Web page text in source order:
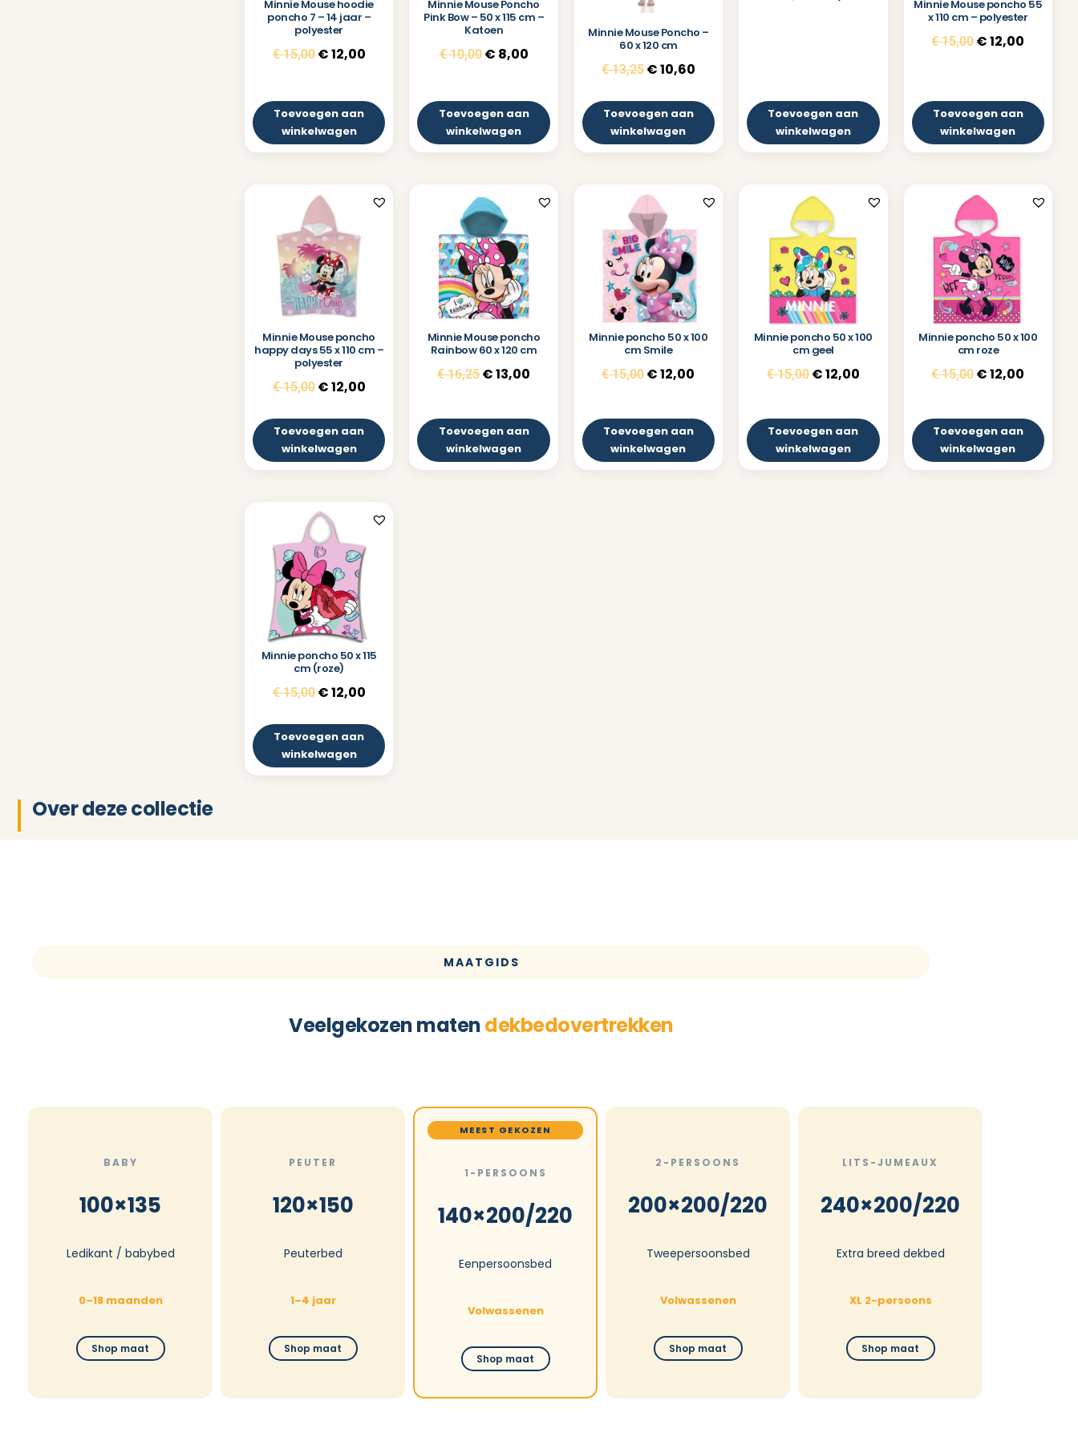
Minnie Mouse hoodie
poncho 7 – 14 jaar –
polyester
€15,00 €12,00
Toevoegen aan
winkelwagen
Minnie Mouse Poncho
Pink Bow – 50 x 115 cm –
Katoen
€10,00 € 8,00
Toevoegen aan
winkelwagen
Minnie Mouse Poncho –
60 x 120 cm
€13,25 €10,60
Toevoegen aan
winkelwagen
Toevoegen aan
winkelwagen
Minnie Mouse poncho 55
x 110 cm – polyester
€15,00€12,00
Toevoegen aan
winkelwagen
Minnie Mouse poncho
happy days 55 x 110 cm –
polyester
€15,00 €12,00
Toevoegen aan
winkelwagen
Minnie Mouse poncho
Rainbow 60 x 120 cm
€16,25 €13,00
Toevoegen aan
winkelwagen
Minnie poncho 50 x 100
cm Smile
€15,00€12,00
Toevoegen aan
winkelwagen
Minnie poncho 50 x 100
cm geel
€15,00 €12,00
Toevoegen aan
winkelwagen
Minnie poncho 50 x 100
cm roze
€15,00€12,00
Toevoegen aan
winkelwagen
Minnie poncho 50 x 115
cm (roze)
€15,00 €12,00
Toevoegen aan
winkelwagen
Over deze collectie
MAATGIDS
Veelgekozen matendekbedovertrekken
BABY
100×135
Ledikant / babybed
0–18 maanden
Shop maat
PEUTER
120×150
Peuterbed
1–4 jaar
Shop maat
MEEST GEKOZEN
1-PERSOONS
140×200/220
Eenpersoonsbed
Volwassenen
Shop maat
2-PERSOONS
200×200/220
Tweepersoonsbed
Volwassenen
Shop maat
LITS-JUMEAUX
240×200/220
Extra breed dekbed
XL 2-persoons
Shop maat